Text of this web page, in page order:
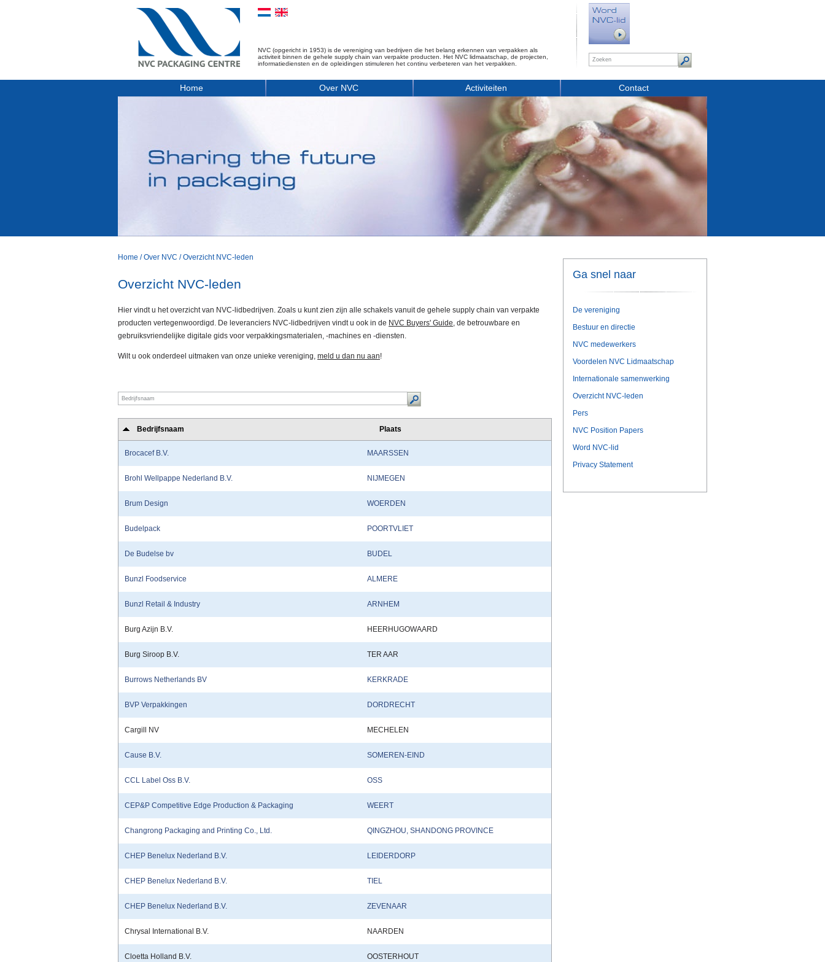
NVC (opgericht in 1953) is de vereniging van bedrijven die het belang erkennen van verpakken als
activiteit binnen de gehele supply chain van verpakte producten. Het NVC lidmaatschap, de projecten,
informatiediensten en de opleidingen stimuleren het continu verbeteren van het verpakken.
Home Over NVC Activiteiten Contact
Home /Over NVC /Overzicht NVC-leden
Overzicht NVC-leden
Hier vindt u het overzicht van NVC-lidbedrijven. Zoals u kunt zien zijn alle schakels vanuit de gehele supply chain van verpakte
producten vertegenwoordigd. De leveranciers NVC-lidbedrijven vindt u ook in de NVC Buyers' Guide, de betrouwbare en
gebruiksvriendelijke digitale gids voor verpakkingsmaterialen, -machines en -diensten.
Wilt u ook onderdeel uitmaken van onze unieke vereniging, meld u dan nu aan!
Bedrijfsnaam Plaats
Brocacef B.V. MAARSSEN
Brohl Wellpappe Nederland B.V. NIJMEGEN
Brum Design WOERDEN
Budelpack POORTVLIET
De Budelse bv BUDEL
Bunzl Foodservice ALMERE
Bunzl Retail & Industry ARNHEM
Burg Azijn B.V. HEERHUGOWAARD
Burg Siroop B.V. TER AAR
Burrows Netherlands BV KERKRADE
BVP Verpakkingen DORDRECHT
Cargill NV MECHELEN
Cause B.V. SOMEREN-EIND
CCL Label Oss B.V. OSS
CEP&P Competitive Edge Production & Packaging WEERT
Changrong Packaging and Printing Co., Ltd. QINGZHOU, SHANDONG PROVINCE
CHEP Benelux Nederland B.V. LEIDERDORP
CHEP Benelux Nederland B.V. TIEL
CHEP Benelux Nederland B.V. ZEVENAAR
Chrysal International B.V. NAARDEN
Cloetta Holland B.V. OOSTERHOUT
Ga snel naar
De vereniging
Bestuur en directie
NVC medewerkers
Voordelen NVC Lidmaatschap
Internationale samenwerking
Overzicht NVC-leden
Pers
NVC Position Papers
Word NVC-lid
Privacy Statement